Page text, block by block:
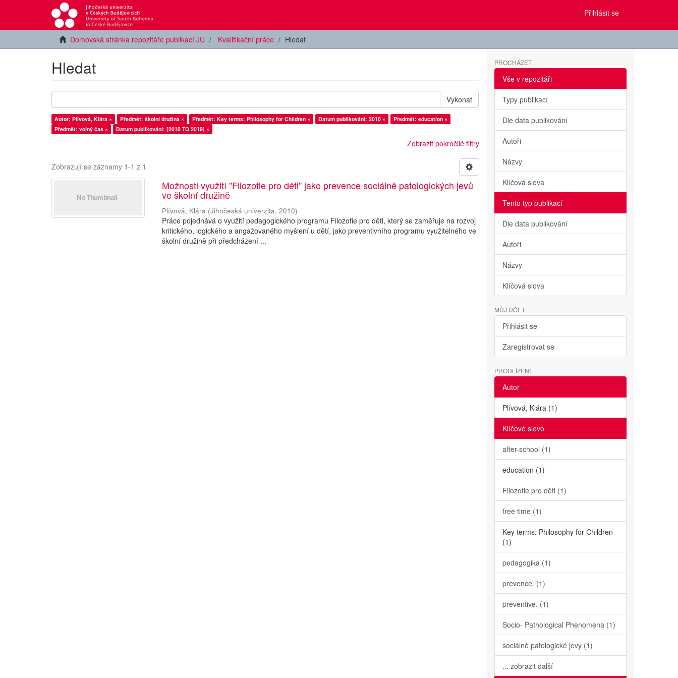
Přihlásit se
Domovská stránka repozitáře publikací JU Kvalifikační práce Hledat
Hledat
Vykonat
Autor: Plívová, Klára × Předmět: školní družina × Předmět: Key terms: Philosophy for Children × Datum publikování: 2010 ×
Předmět: education ×
Předmět: volný čas ×
Datum publikování: [2010 TO 2019] ×
Zobrazit pokročilé filtry
Zobrazují se záznamy 1-1 z 1
Možnosti využití "Filozofie pro děti" jako prevence sociálně patologických jevů
ve školní družině
Plívová, Klára (Jihočeská univerzita,2010)
Práce pojednává o využití pedagogického programu Filozofie pro děti, který se zaměřuje na rozvoj
kritického, logického a angažovaného myšlení u dětí, jako preventivního programu využitelného ve
školní družině při předcházení ...
PROCHÁZET
Vše v repozitáři
Typy publikací
Dle data publikování
Autoři
Názvy
Klíčová slova
Tento typ publikací
Dle data publikování
Autoři
Názvy
Klíčová slova
MŮJ ÚČET
Přihlásit se
Zaregistrovat se
PROHLÍŽENÍ
Autor
Plívová, Klára (1)
Klíčové slovo
after-school (1)
education (1)
Filozofie pro děti (1)
free time (1)
Key terms: Philosophy for Children
(1)
pedagogika (1)
prevence. (1)
preventive. (1)
Socio- Pathological Phenomena (1)
sociálně patologické jevy (1)
... zobrazit další